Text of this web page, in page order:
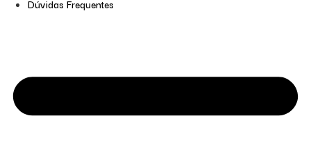
Dúvidas Frequentes